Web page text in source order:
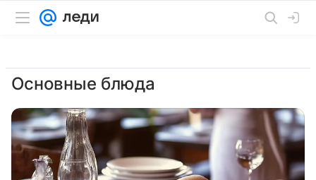
Основные блюда